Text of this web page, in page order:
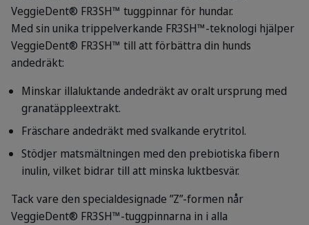
VeggieDent® FR3SH™ tuggpinnar för hundar.
Med sin unika trippelverkande FR3SH™-teknologi hjälper
VeggieDent® FR3SH™ till att förbättra din hunds
andedräkt:
Minskar illaluktande andedräkt av oralt ursprung med
granatäppleextrakt.
Fräschare andedräkt med svalkande erytritol.
Stödjer matsmältningen med den prebiotiska fibern
inulin, vilket bidrar till att minska luktbesvär.
Tack vare den specialdesignade ”Z”-formen når
VeggieDent® FR3SH™-tuggpinnarna in i alla